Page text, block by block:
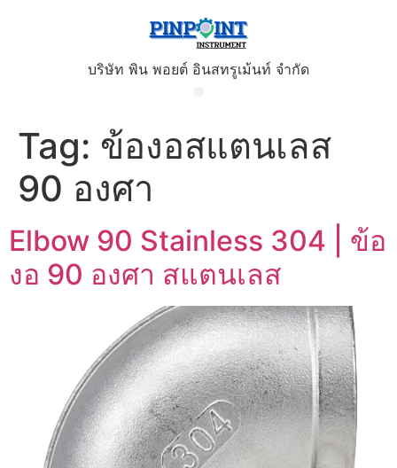
บริษัท พิน พอยต์ อินสทรูเม้นท์ จำกัด
Tag: ข้องอสแตนเลส
90 องศา
Elbow 90 Stainless 304 | ข้อ
งอ 90 องศา สแตนเลส